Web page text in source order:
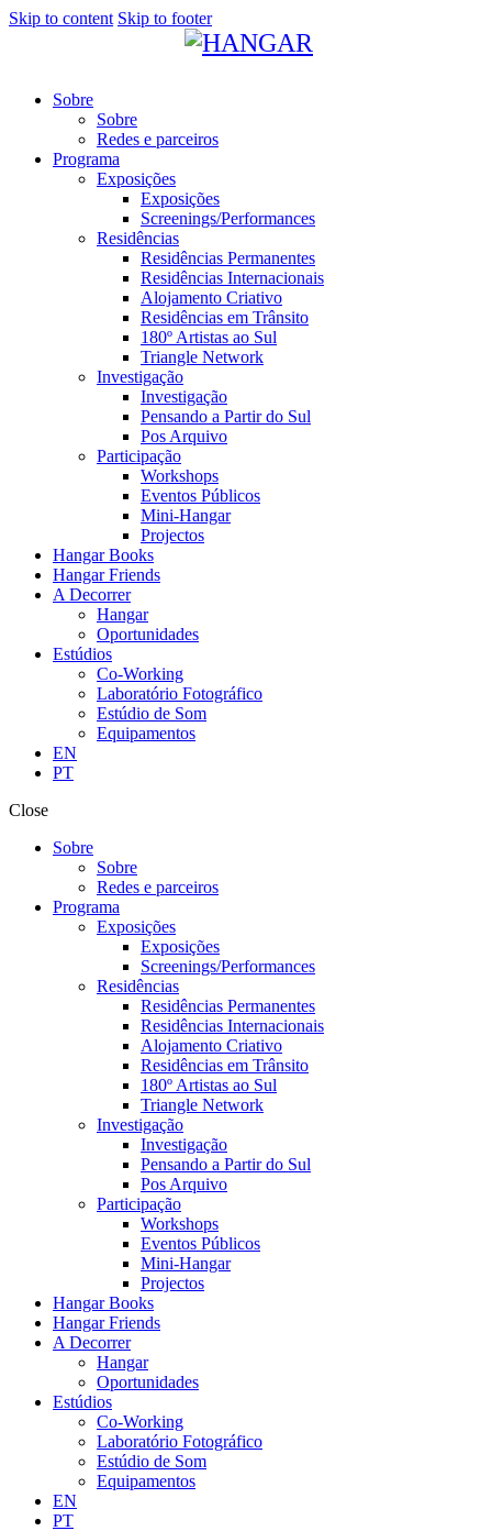
Skip to content Skip to footer
Sobre
Sobre
Redes e parceiros
Programa
Exposições
Exposições
Screenings/Performances
Residências
Residências Permanentes
Residências Internacionais
Alojamento Criativo
Residências em Trânsito
180º Artistas ao Sul
Triangle Network
Investigação
Investigação
Pensando a Partir do Sul
Pos Arquivo
Participação
Workshops
Eventos Públicos
Mini-Hangar
Projectos
Hangar Books
Hangar Friends
A Decorrer
Hangar
Oportunidades
Estúdios
Co-Working
Laboratório Fotográfico
Estúdio de Som
Equipamentos
EN
PT
Close
Sobre
Sobre
Redes e parceiros
Programa
Exposições
Exposições
Screenings/Performances
Residências
Residências Permanentes
Residências Internacionais
Alojamento Criativo
Residências em Trânsito
180º Artistas ao Sul
Triangle Network
Investigação
Investigação
Pensando a Partir do Sul
Pos Arquivo
Participação
Workshops
Eventos Públicos
Mini-Hangar
Projectos
Hangar Books
Hangar Friends
A Decorrer
Hangar
Oportunidades
Estúdios
Co-Working
Laboratório Fotográfico
Estúdio de Som
Equipamentos
EN
PT